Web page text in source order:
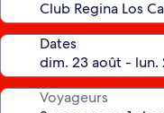
Dates
Voyageurs